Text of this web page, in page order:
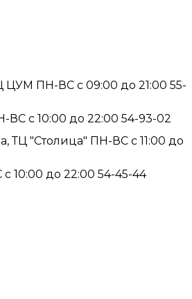
ЦУМ ПН-ВС c 09:00 до 21:00 55-
ВС c 10:00 до 22:00 54-93-02
ТЦ "Столица" ПН-ВС c 11:00 до
10:00 до 22:00 54-45-44